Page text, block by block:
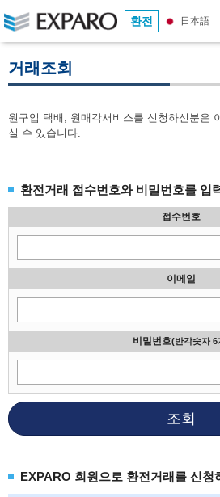
환전 日本語
거래조회
원구입 택배, 원매각서비스를 신청하신분은
실 수 있습니다.
환전거래 접수번호와 비밀번호를 입
접수번호
이메일
비밀번호(반각숫자 6
조회
EXPARO 회원으로 환전거래를 신청